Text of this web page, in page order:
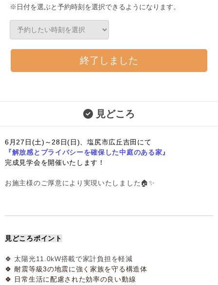
※日付を選ぶと予約時刻を選択できるようになります。
終了しました
見どころ
6月27日(土)～28日(日)、塩尻市広丘吉田にて
『解放感とプライバシーを確保した中庭のある家』
完成見学会を開催いたします！
お施主様のご厚意により実現いたしました🏠✨
見どころポイント
🍀 太陽光11.0kW搭載で家計負担を軽減
🍀 耐震等級3の地震に強く家族を守る構造体
🍀 日常生活に配慮された効率の良い動線